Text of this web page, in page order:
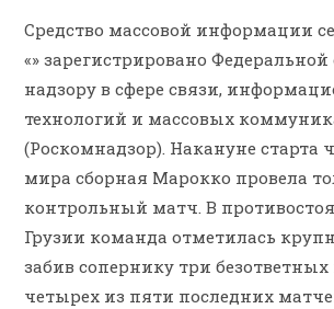
Средство массовой информации
«» зарегистрировано
надзору в сфере связи,
технологий и массовых
(Роскомнадзор). Накануне старта
мира сборная Марокко провела
контрольный матч. В
Грузии команда отметилась
забив сопернику три безответных
четырех из пяти последних